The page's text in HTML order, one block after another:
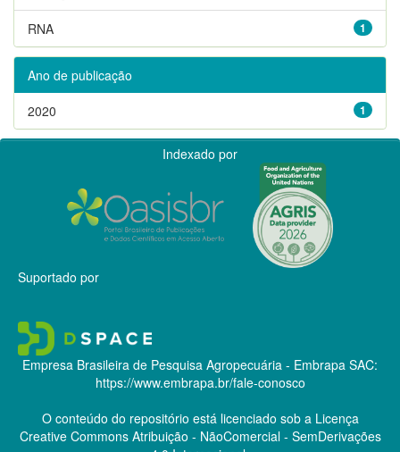
1
RNA
Ano de publicação
1
2020
Indexado por
Suportado por
Empresa Brasileira de Pesquisa Agropecuária - Embrapa SAC:
https://www.embrapa.br/fale-conosco
O conteúdo do repositório está licenciado sob a Licença
Creative CommonsAtribuição - NãoComercial - SemDerivações